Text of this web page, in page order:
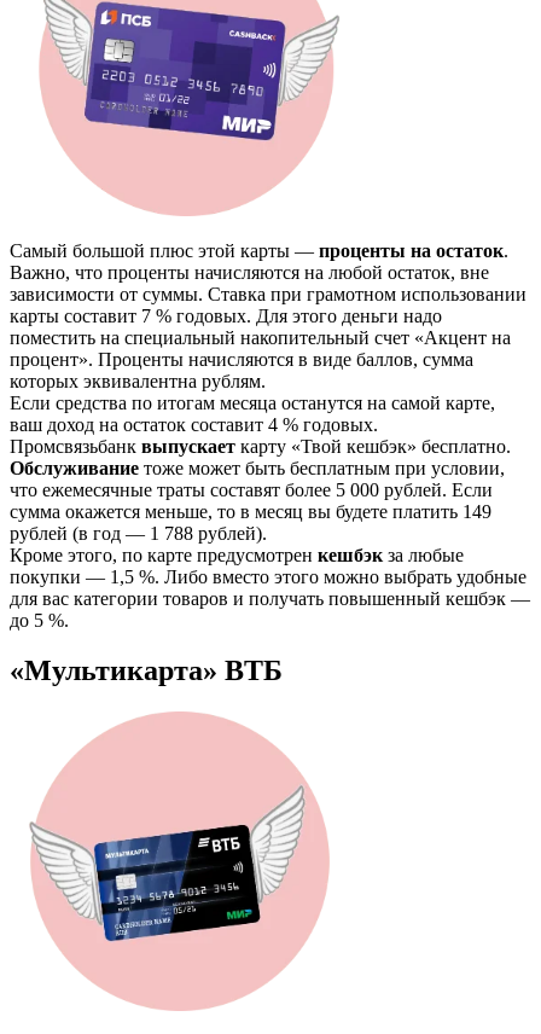
Самый большой плюс этой карты — проценты на остаток.
Важно, что проценты начисляются на любой остаток, вне
зависимости от суммы. Ставка при грамотном использовании
карты составит 7 % годовых. Для этого деньги надо
поместить на специальный накопительный счет «Акцент на
процент». Проценты начисляются в виде баллов, сумма
которых эквивалентна рублям.
Если средства по итогам месяца останутся на самой карте,
ваш доход на остаток составит 4 % годовых.
Промсвязьбанк выпускает карту «Твой кешбэк» бесплатно.
Обслуживание тоже может быть бесплатным при условии,
что ежемесячные траты составят более 5 000 рублей. Если
сумма окажется меньше, то в месяц вы будете платить 149
рублей (в год — 1 788 рублей).
Кроме этого, по карте предусмотрен кешбэк за любые
покупки — 1,5 %. Либо вместо этого можно выбрать удобные
для вас категории товаров и получать повышенный кешбэк —
до 5 %.
«Мультикарта» ВТБ